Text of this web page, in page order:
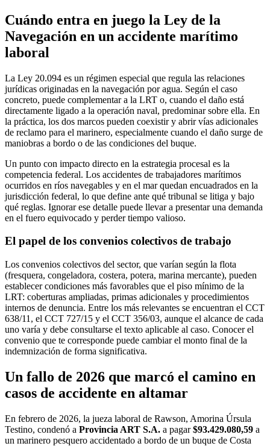
Cuándo entra en juego la Ley de la
Navegación en un accidente marítimo
laboral
La Ley 20.094 es un régimen especial que regula las relaciones
jurídicas originadas en la navegación por agua. Según el caso
concreto, puede complementar a la LRT o, cuando el daño está
directamente ligado a la operación naval, predominar sobre ella. En
la práctica, los dos marcos pueden coexistir y abrir vías adicionales
de reclamo para el marinero, especialmente cuando el daño surge de
maniobras a bordo o de las condiciones del buque.
Un punto con impacto directo en la estrategia procesal es la
competencia federal. Los accidentes de trabajadores marítimos
ocurridos en ríos navegables y en el mar quedan encuadrados en la
jurisdicción federal, lo que define ante qué tribunal se litiga y bajo
qué reglas. Ignorar ese detalle puede llevar a presentar una demanda
en el fuero equivocado y perder tiempo valioso.
El papel de los convenios colectivos de trabajo
Los convenios colectivos del sector, que varían según la flota
(fresquera, congeladora, costera, potera, marina mercante), pueden
establecer condiciones más favorables que el piso mínimo de la
LRT: coberturas ampliadas, primas adicionales y procedimientos
internos de denuncia. Entre los más relevantes se encuentran el CCT
638/11, el CCT 727/15 y el CCT 356/03, aunque el alcance de cada
uno varía y debe consultarse el texto aplicable al caso. Conocer el
convenio que te corresponde puede cambiar el monto final de la
indemnización de forma significativa.
Un fallo de 2026 que marcó el camino en
casos de accidente en altamar
En febrero de 2026, la jueza laboral de Rawson, Amorina Úrsula
Testino, condenó a Provincia ART S.A. a pagar$93.429.080,59 a
un marinero pesquero accidentado a bordo de un buque de Costa